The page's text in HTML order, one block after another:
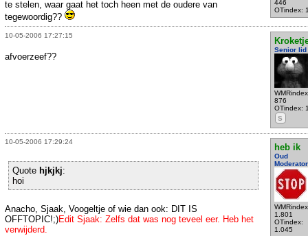
446
OTindex:
te stelen, waar gaat het toch heen met de oudere van
tegewoordig??
10-05-2006 17:27:15
Senior lid
876
OTindex:
S
afvoerzeef??
10-05-2006 17:29:24
heb ik
Oud
Moderator
1.801
OTindex:
1.045
Quote hjkjkj:
hoi
Anacho, Sjaak, Voogeltje of wie dan ook: DIT IS
OFFTOPIC!;)Edit Sjaak: Zelfs dat was nog teveel eer. Heb het
verwijderd.